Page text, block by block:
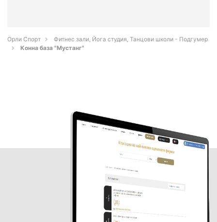
Орли Спорт
Фитнес зали, Йога студия, Танцови школи - Подгумер
Конна база "Мустанг"